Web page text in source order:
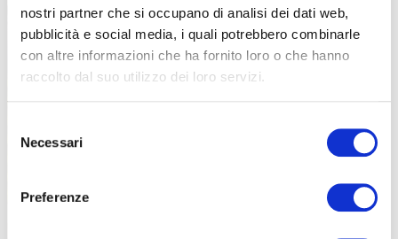
nostri partner che si occupano di analisi dei dati web,
pubblicità e social media, i quali potrebbero combinarle
con altre informazioni che ha fornito loro o che hanno
raccolto dal suo utilizzo dei loro servizi.
delNecessari
Preferenze